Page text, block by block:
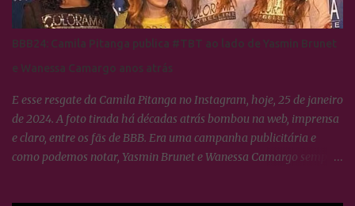
BBB24: Camila Pitanga publica #TBT ao lado de Yasmin Brunet
e Wanessa Camargo anos atrás
E esse resgate da Camila Pitanga no Instagram, hoje, 25 de janeiro
de 2024. A foto tirada há décadas atrás bombou na web, imprensa
e claro, entre os fãs de BBB. Era uma campanha publicitária e
como podemos notar, Yasmin Brunet e Wanessa Camargo sempre